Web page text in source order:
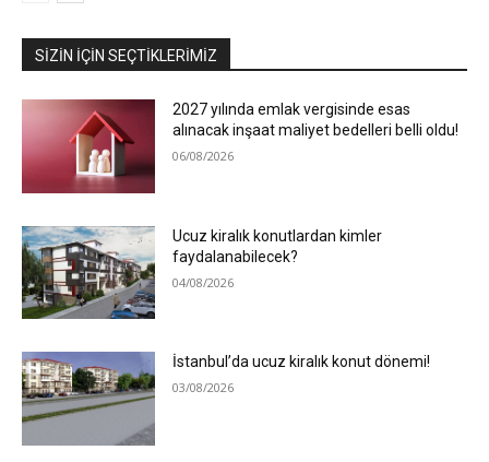
SIZIN İÇIN SEÇTIKLERIMIZ
2027 yılında emlak vergisinde esas
alınacak inşaat maliyet bedelleri belli oldu!
06/08/2026
Ucuz kiralık konutlardan kimler
faydalanabilecek?
04/08/2026
İstanbul’da ucuz kiralık konut dönemi!
03/08/2026